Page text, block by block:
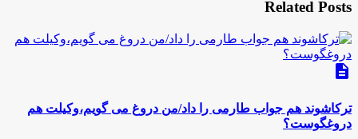
Related Posts
description
ترکاشوند هم جواب طارمی را داد/من دروغ می گویم،وکیلت هم
دروغگوست؟